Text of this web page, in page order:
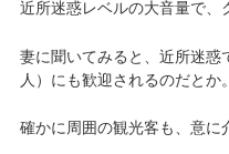
近所迷惑レベルの大音量で、
妻に聞いてみると、近所迷惑
人）にも歓迎されるのだとか。
確かに周囲の観光客も、意に